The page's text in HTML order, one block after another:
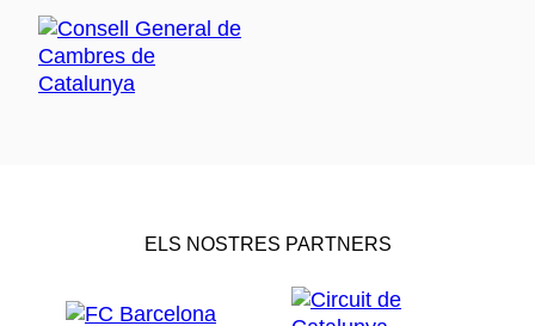
ELS NOSTRES PARTNERS